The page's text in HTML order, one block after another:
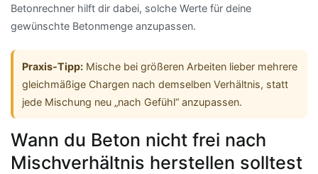
Betonrechner hilft dir dabei, solche Werte für deine
gewünschte Betonmenge anzupassen.
Praxis-Tipp: Mische bei größeren Arbeiten lieber mehrere
gleichmäßige Chargen nach demselben Verhältnis, statt
jede Mischung neu „nach Gefühl“ anzupassen.
Wann du Beton nicht frei nach
Mischverhältnis herstellen solltest